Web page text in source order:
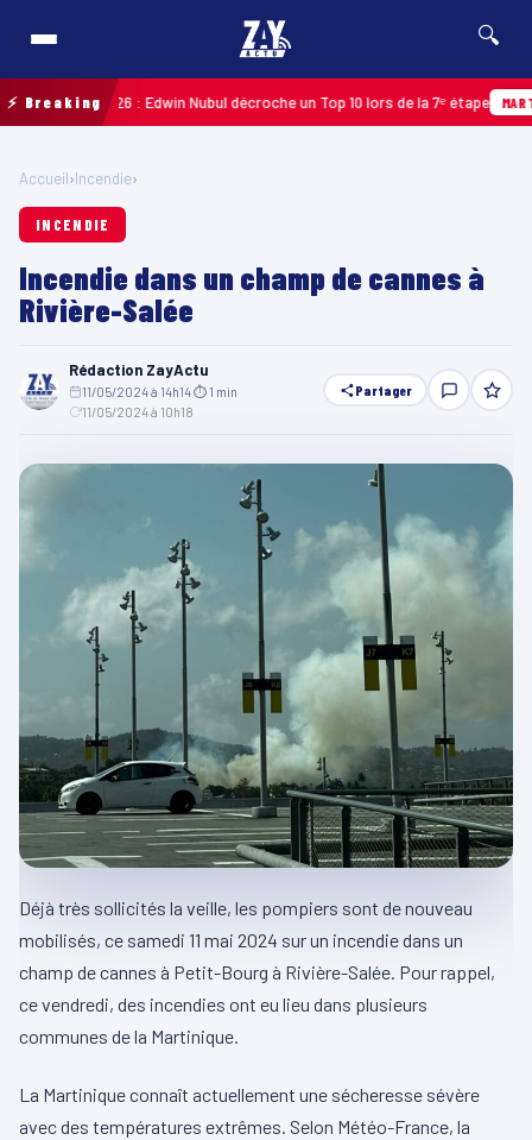
🔍
⚡ Breaking2026 : Edwin Nubul décroche un Top 10 lors de la 7ᵉ étape
Accueil›Incendie›
INCENDIE
Incendie dans un champ de cannes à
Rivière-Salée
Rédaction ZayActu
11/05/2024 à 14h14⏱ 1 min
11/05/2024 à 10h18
Partager
Déjà très sollicités la veille, les pompiers sont de nouveau
mobilisés, ce samedi 11 mai 2024 sur un incendie dans un
champ de cannes à Petit-Bourg à Rivière-Salée. Pour rappel,
ce vendredi, des incendies ont eu lieu dans plusieurs
communes de la Martinique.
La Martinique connaît actuellement une sécheresse sévère
avec des températures extrêmes. Selon Météo-France, la